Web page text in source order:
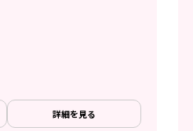
詳細を見る